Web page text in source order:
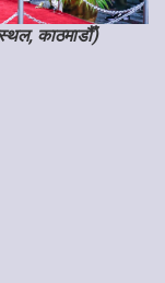
काठमाडौँ)